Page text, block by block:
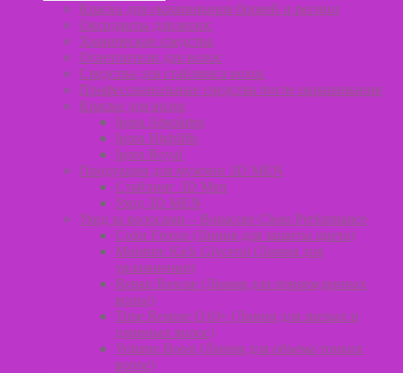
Краска для окрашивания бровей и ресниц
Оксиданты для волос
Химические средства
Осветлители для волос
Средства для стайлинга волос
Профессиональные средства после окрашивания
Краски для волос
Igora Absolutes
Igora Highlifts
Igora Royal
Продукция для мужчин 3D MEN
Стайлинг 3D Men
Уход 3D MEN
Уход за волосами – Bonacure Clean Performance
Color Freeze (Линия для защиты цвета)
Moisture Kick Glycerol (Линия для
увлажнения)
Repair Rescue (Линия для поврежденных
волос)
Time Restore Q10+ (Линия для зрелых и
длинных волос)
Volume Boost (Линия для объема тонких
волос)